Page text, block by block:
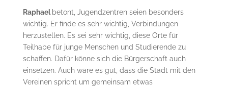
Raphael betont, Jugendzentren seien besonders
wichtig. Er finde es sehr wichtig, Verbindungen
herzustellen. Es sei sehr wichtig, diese Orte für
Teilhabe für junge Menschen und Studierende zu
schaffen. Dafür könne sich die Bürgerschaft auch
einsetzen. Auch wäre es gut, dass die Stadt mit den
Vereinen spricht um gemeinsam etwas